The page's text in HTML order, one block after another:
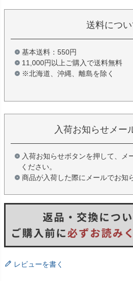
送料につい
基本送料：550円
11,000円以上ご購入で送料無料
※北海道、沖縄、離島を除く
入荷お知らせメー
入荷お知らせボタンを押して、メ
ください。
商品が入荷した際にメールでお知
レビューを書く